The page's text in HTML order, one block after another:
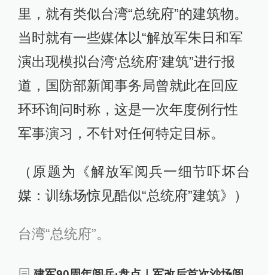
里，就有类似台湾“总统府”的建筑物。
当时就有一些媒体以“解放军朱日和军
演出现模拟台湾‘总统府’建筑”进行报
道，国防部新闻事务局曾就此在回应
环环询问时称，这是一次年度例行性
军事演习，不针对任何特定目标。
（原题为《解放军阅兵一细节吓坏台
媒：训练场惊见酷似“总统府”建筑》）
台湾“总统府”。